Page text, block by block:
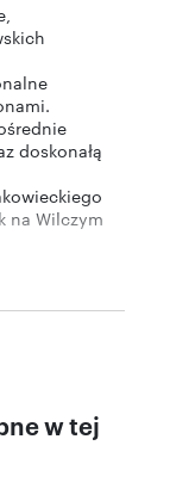
doskonałą
na Wilczym
szybko
i pod Halę
i
i usług.
w tej